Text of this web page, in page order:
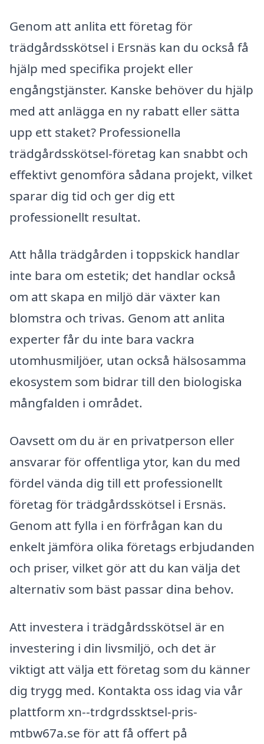
Genom att anlita ett företag för
trädgårdsskötsel i Ersnäs kan du också få
hjälp med specifika projekt eller
engångstjänster. Kanske behöver du hjälp
med att anlägga en ny rabatt eller sätta
upp ett staket? Professionella
trädgårdsskötsel-företag kan snabbt och
effektivt genomföra sådana projekt, vilket
sparar dig tid och ger dig ett
professionellt resultat.
Att hålla trädgården i toppskick handlar
inte bara om estetik; det handlar också
om att skapa en miljö där växter kan
blomstra och trivas. Genom att anlita
experter får du inte bara vackra
utomhusmiljöer, utan också hälsosamma
ekosystem som bidrar till den biologiska
mångfalden i området.
Oavsett om du är en privatperson eller
ansvarar för offentliga ytor, kan du med
fördel vända dig till ett professionellt
företag för trädgårdsskötsel i Ersnäs.
Genom att fylla i en förfrågan kan du
enkelt jämföra olika företags erbjudanden
och priser, vilket gör att du kan välja det
alternativ som bäst passar dina behov.
Att investera i trädgårdsskötsel är en
investering i din livsmiljö, och det är
viktigt att välja ett företag som du känner
dig trygg med. Kontakta oss idag via vår
plattform xn--trdgrdssktsel-pris-
mtbw67a.se för att få offert på